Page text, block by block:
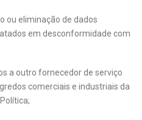
ou eliminação de dados
em desconformidade com
a outro fornecedor de serviço
comerciais e industriais da